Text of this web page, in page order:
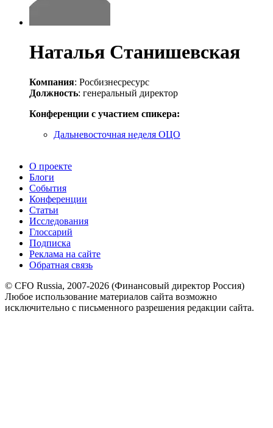
Наталья Станишевская
Компания: Росбизнесресурс
Должность: генеральный директор
Конференции с участием спикера:
Дальневосточная неделя ОЦО
О проекте
Блоги
События
Конференции
Статьи
Исследования
Глоссарий
Подписка
Реклама на сайте
Обратная связь
© CFO Russia, 2007-2026 (Финансовый директор Россия)
Любое использование материалов сайта возможно
исключительно с письменного разрешения редакции сайта.